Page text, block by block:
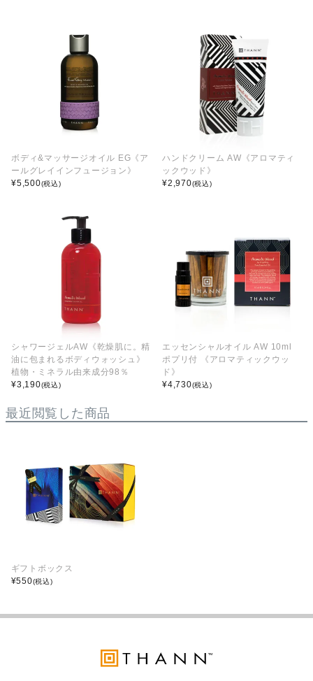
ボディ&マッサージオイル EG《ア
ールグレイインフュージョン》
¥5,500(税込)
ハンドクリーム AW《アロマティ
ックウッド》
¥2,970(税込)
シャワージェルAW《乾燥肌に。精
油に包まれるボディウォッシュ》
植物・ミネラル由来成分98％
¥3,190(税込)
エッセンシャルオイル AW 10ml
ポプリ付 《アロマティックウッ
ド》
¥4,730(税込)
最近閲覧した商品
ギフトボックス
¥550(税込)